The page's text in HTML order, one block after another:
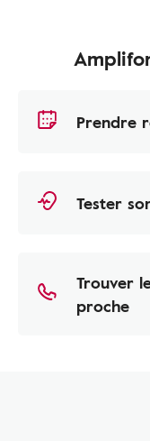
Prendre
Tester
Trouver
proche